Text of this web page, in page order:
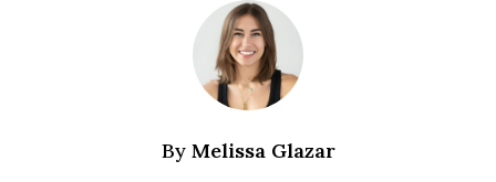
By Melissa Glazar